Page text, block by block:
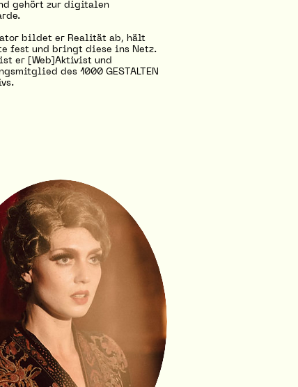
gehört zur digitalen
bildet er Realität ab, hält
fest und bringt diese ins Netz.
er [Web]Aktivist und
des 1000 GESTALTEN